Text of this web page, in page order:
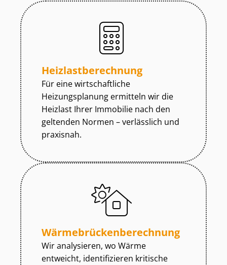
Heiz­last­be­rech­nung
Für eine wirtschaftliche
Heizungsplanung ermitteln wir die
Heizlast Ihrer Immobilie nach den
geltenden Normen – verlässlich und
praxisnah.
Wär­me­brü­cken­be­rech­nung
Wir analysieren, wo Wärme
entweicht, identifizieren kritische